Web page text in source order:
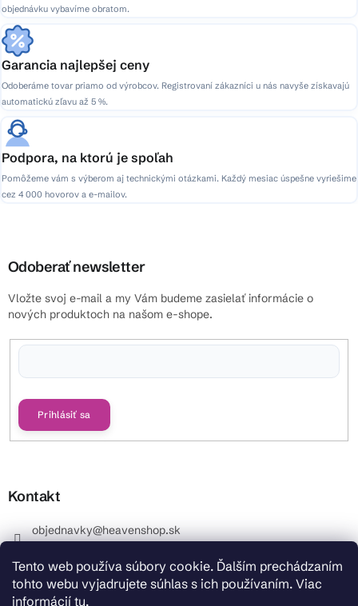
Tento web používa súbory cookie. Ďalším prechádzaním
tohto webu vyjadrujete súhlas s ich používaním. Viac
informácií tu.
objednávku vybavíme obratom.
Garancia najlepšej ceny
Odoberáme tovar priamo od výrobcov. Registrovaní zákazníci u nás navyše získavajú
automatickú zľavu až 5 %.
Podpora, na ktorú je spoľah
Pomôžeme vám s výberom aj technickými otázkami. Každý mesiac úspešne vyriešime
cez 4 000 hovorov a e-mailov.
Odoberať newsletter
Vložte svoj e-mail a my Vám budeme zasielať informácie o
nových produktoch na našom e-shope.
Prihlásiť sa
Kontakt
objednavky@heavenshop.sk
_Info objednávky : +421 914 399 399 Pracovné dni od
8.00 hod. do 12.00 . REKLAMÁCIE : +421 914 399 399